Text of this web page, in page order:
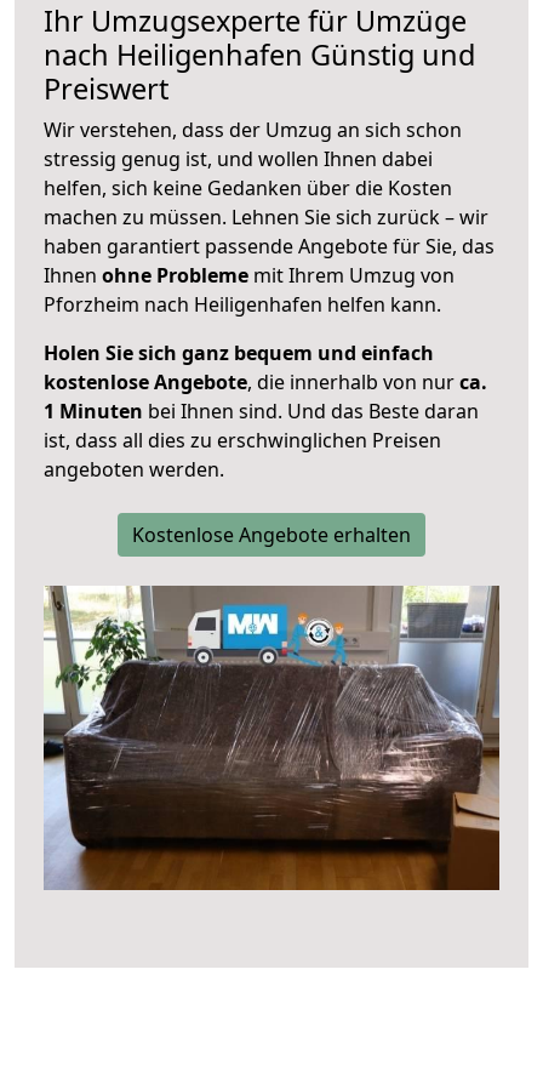
Ihr Umzugsexperte für Umzüge
nach Heiligenhafen Günstig und
Preiswert
Wir verstehen, dass der Umzug an sich schon
stressig genug ist, und wollen Ihnen dabei
helfen, sich keine Gedanken über die Kosten
machen zu müssen. Lehnen Sie sich zurück – wir
haben garantiert passende Angebote für Sie, das
Ihnen ohne Probleme mit Ihrem Umzug von
Pforzheim nach Heiligenhafen helfen kann.
Holen Sie sich ganz bequem und einfach
kostenlose Angebote, die innerhalb von nurca.
1 Minuten bei Ihnen sind. Und das Beste daran
ist, dass all dies zu erschwinglichen Preisen
angeboten werden.
Kostenlose Angebote erhalten